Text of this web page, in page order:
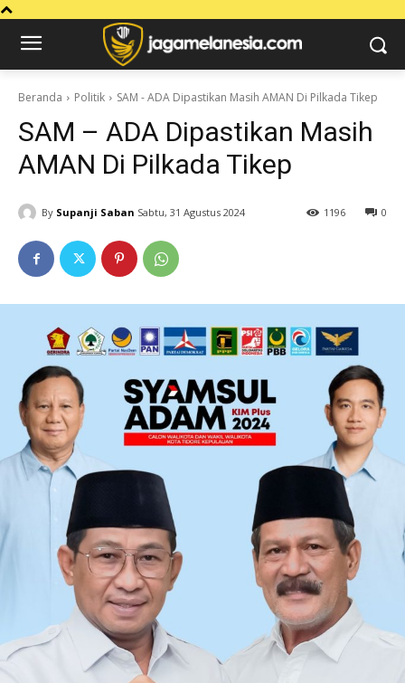
Beranda Politik SAM - ADA Dipastikan Masih AMAN Di Pilkada Tikep
SAM – ADA Dipastikan Masih
AMAN Di Pilkada Tikep
By Supanji Saban Sabtu, 31 Agustus 2024 0
1196